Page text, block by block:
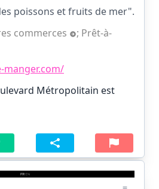
poissons et fruits de mer".
commerces
; Prêt-à-
Métropolitain est